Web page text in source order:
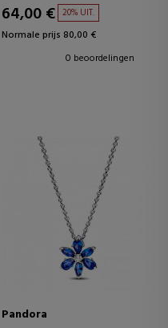
64,00 € 20% UIT.
Normale prijs 80,00 €
0 beoordelingen
Pandora